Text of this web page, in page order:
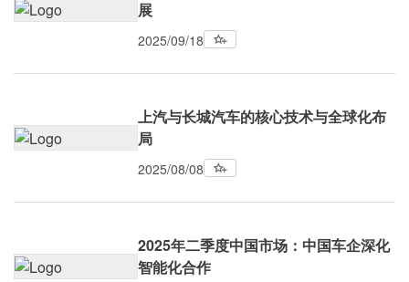
展
2025/09/18
上汽与长城汽车的核心技术与全球化布
局
2025/08/08
2025年二季度中国市场：中国车企深化
智能化合作